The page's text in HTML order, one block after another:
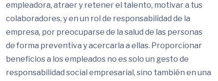
empleadora, atraer y retener el talento, motivar a tus
colaboradores, y en un rol de responsabilidad de la
empresa, por preocuparse de la salud de las personas
de forma preventiva y acercarla a ellas. Proporcionar
beneficios a los empleados no es solo un gesto de
responsabilidad social empresarial, sino también en una